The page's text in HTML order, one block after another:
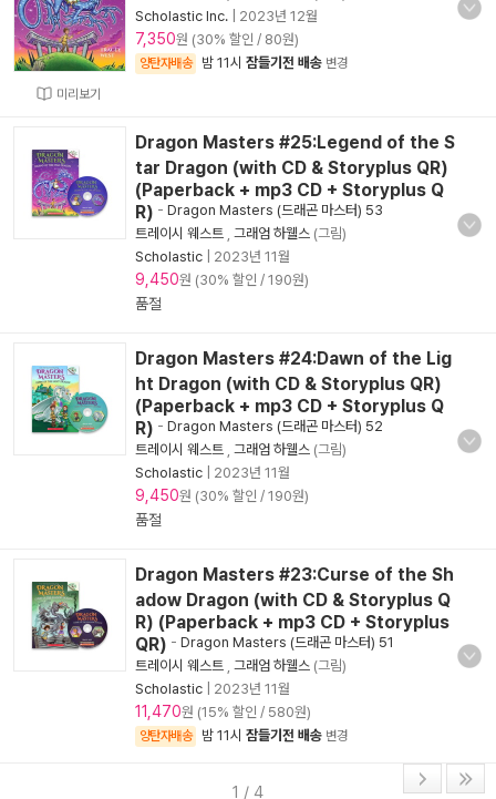
미리보기
Scholastic Inc.
2023년 12월
7,350원 (30% 할인 / 80원)
양탄자배송 밤 11시 잠들기전 배송 변경
Dragon Masters #25:Legend of the S
tar Dragon (with CD & Storyplus QR)
(Paperback + mp3 CD + Storyplus Q
R) - Dragon Masters (드래곤 마스터) 53
트레이시 웨스트 그래엄 하웰스 (그림)
Scholastic
2023년 11월
9,450원 (30% 할인 / 190원)
품절
Dragon Masters #24:Dawn of the Lig
ht Dragon (with CD & Storyplus QR)
(Paperback + mp3 CD + Storyplus Q
R) - Dragon Masters (드래곤 마스터) 52
트레이시 웨스트 그래엄 하웰스 (그림)
Scholastic
2023년 11월
9,450원 (30% 할인 / 190원)
품절
Dragon Masters #23:Curse of the Sh
adow Dragon (with CD & Storyplus Q
R) (Paperback + mp3 CD + Storyplus
QR) - Dragon Masters (드래곤 마스터) 51
트레이시 웨스트 그래엄 하웰스 (그림)
Scholastic
2023년 11월
11,470원 (15% 할인 / 580원)
양탄자배송 밤 11시 잠들기전 배송 변경
1 / 4